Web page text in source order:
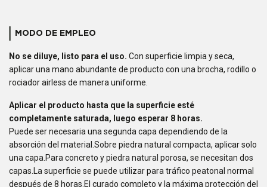
MODO DE EMPLEO
No se diluye, listo para el uso. Con superficie limpia y seca,
aplicar una mano abundante de producto con una brocha, rodillo o
rociador airless de manera uniforme.
Aplicar el producto hasta que la superficie esté
completamente saturada, luego esperar 8 horas.
Puede ser necesaria una segunda capa dependiendo de la
absorción del material.Sobre piedra natural compacta, aplicar solo
una capa.Para concreto y piedra natural porosa, se necesitan dos
capas.La superficie se puede utilizar para tráfico peatonal normal
después de 8 horas.El curado completo y la máxima protección del